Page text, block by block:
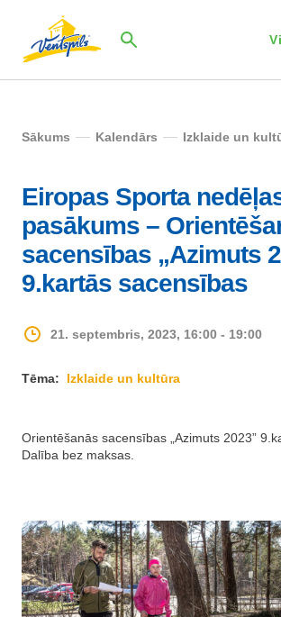
Sākums Kalendārs Izklaide un
Eiropas Sporta
pasākums –
sacensības „Azimuts
9.kartās sacensības
21. septembris, 2023, 16:00 - 19:00
Tēma: Izklaide un kultūra
Orientēšanās sacensības „Azimuts 2023”
Dalība bez maksas.